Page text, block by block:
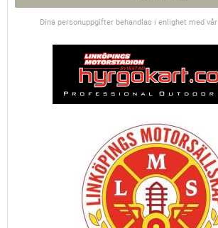
Dina personuppgifter behandlas i enlighet med vår